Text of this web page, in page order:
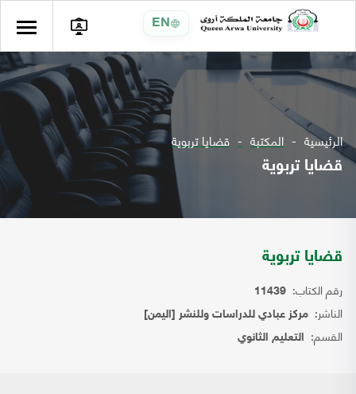
EN
الرئيسية المكتبة قضايا تربوية
قضايا تربوية
قضايا تربوية
رقم الكتاب: 11439
الناشر: مركز عبادي للدراسات وللنشر [اليمن]
القسم: التعليم الثانوي